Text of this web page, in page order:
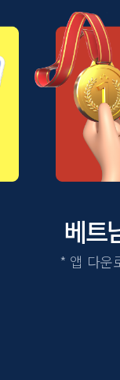
베트
* 앱 다운
* 연평균 약
* 상대적으